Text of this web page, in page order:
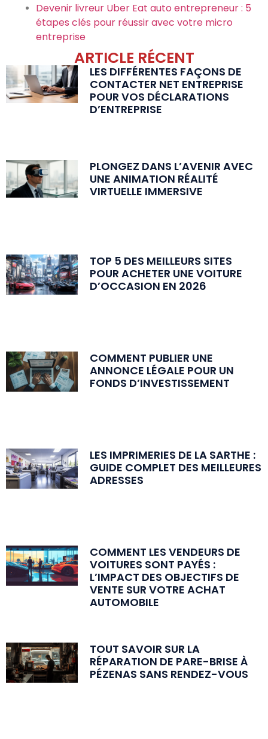
ARTICLE RÉCENT
LES DIFFÉRENTES FAÇONS DE
CONTACTER NET ENTREPRISE
POUR VOS DÉCLARATIONS
D’ENTREPRISE
PLONGEZ DANS L’AVENIR AVEC
UNE ANIMATION RÉALITÉ
VIRTUELLE IMMERSIVE
TOP 5 DES MEILLEURS SITES
POUR ACHETER UNE VOITURE
D’OCCASION EN 2026
COMMENT PUBLIER UNE
ANNONCE LÉGALE POUR UN
FONDS D’INVESTISSEMENT
LES IMPRIMERIES DE LA SARTHE :
GUIDE COMPLET DES MEILLEURES
ADRESSES
COMMENT LES VENDEURS DE
VOITURES SONT PAYÉS :
L’IMPACT DES OBJECTIFS DE
VENTE SUR VOTRE ACHAT
AUTOMOBILE
TOUT SAVOIR SUR LA
RÉPARATION DE PARE-BRISE À
PÉZENAS SANS RENDEZ-VOUS
Devenir livreur Uber Eat auto entrepreneur : 5
étapes clés pour réussir avec votre micro
entreprise